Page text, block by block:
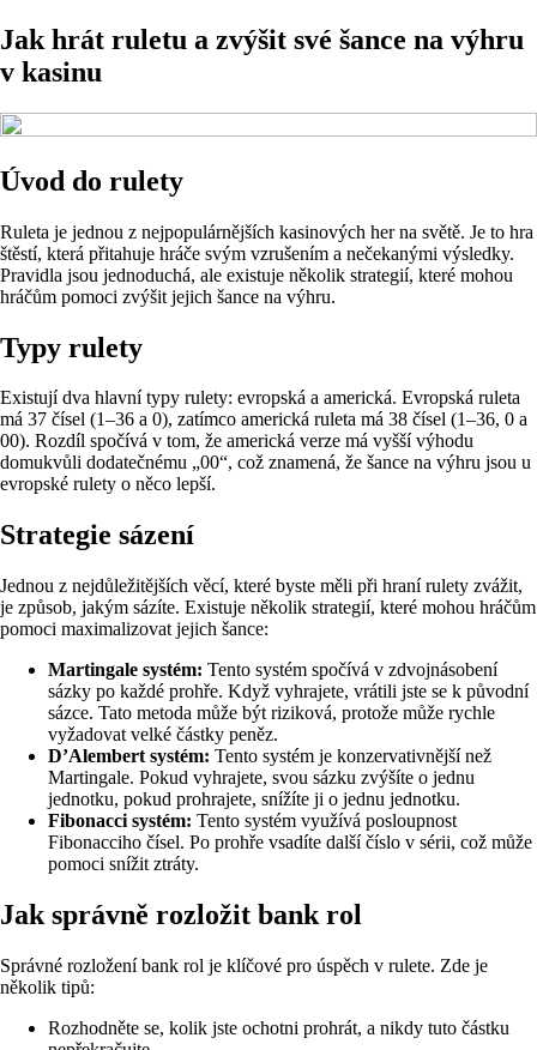
Jak hrát ruletu a zvýšit své šance na výhru
v kasinu
Úvod do rulety
Ruleta je jednou z nejpopulárnějších kasinových her na světě. Je to hra
štěstí, která přitahuje hráče svým vzrušením a nečekanými výsledky.
Pravidla jsou jednoduchá, ale existuje několik strategií, které mohou
hráčům pomoci zvýšit jejich šance na výhru.
Typy rulety
Existují dva hlavní typy rulety: evropská a americká. Evropská ruleta
má 37 čísel (1–36 a 0), zatímco americká ruleta má 38 čísel (1–36, 0 a
00). Rozdíl spočívá v tom, že americká verze má vyšší výhodu
domukvůli dodatečnému „00“, což znamená, že šance na výhru jsou u
evropské rulety o něco lepší.
Strategie sázení
Jednou z nejdůležitějších věcí, které byste měli při hraní rulety zvážit,
je způsob, jakým sázíte. Existuje několik strategií, které mohou hráčům
pomoci maximalizovat jejich šance:
Martingale systém: Tento systém spočívá v zdvojnásobení
sázky po každé prohře. Když vyhrajete, vrátili jste se k původní
sázce. Tato metoda může být riziková, protože může rychle
vyžadovat velké částky peněz.
D’Alembert systém: Tento systém je konzervativnější než
Martingale. Pokud vyhrajete, svou sázku zvýšíte o jednu
jednotku, pokud prohrajete, snížíte ji o jednu jednotku.
Fibonacci systém: Tento systém využívá posloupnost
Fibonacciho čísel. Po prohře vsadíte další číslo v sérii, což může
pomoci snížit ztráty.
Jak správně rozložit bank rol
Správné rozložení bank rol je klíčové pro úspěch v rulete. Zde je
několik tipů:
Rozhodněte se, kolik jste ochotni prohrát, a nikdy tuto částku